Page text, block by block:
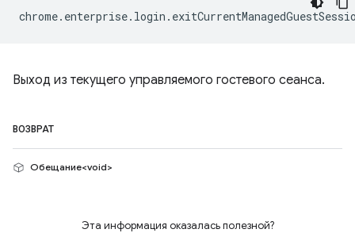
chrome. enterprise. login .
Выход из текущего управляемого гостевого сеанса.
ВОЗВРАТ
Обещание<void>
Эта информация оказалась полезной?